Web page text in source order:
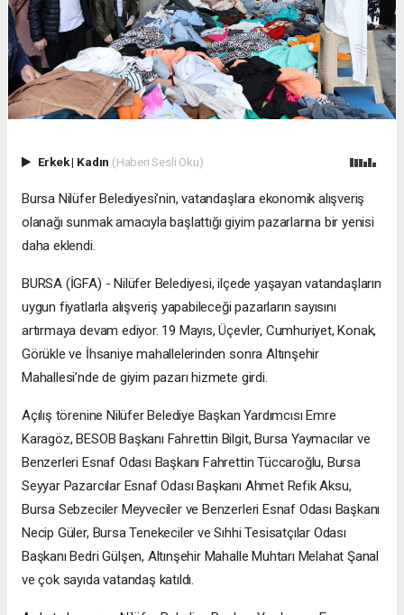
Erkek| Kadın (Haberi Sesli Oku)
Bursa Nilüfer Belediyesi’nin, vatandaşlara ekonomik alışveriş
olanağı sunmak amacıyla başlattığı giyim pazarlarına bir yenisi
daha eklendi.
BURSA (İGFA) - Nilüfer Belediyesi, ilçede yaşayan vatandaşların
uygun fiyatlarla alışveriş yapabileceği pazarların sayısını
artırmaya devam ediyor. 19 Mayıs, Üçevler, Cumhuriyet, Konak,
Görükle ve İhsaniye mahallelerinden sonra Altınşehir
Mahallesi’nde de giyim pazarı hizmete girdi.
Açılış törenine Nilüfer Belediye Başkan Yardımcısı Emre
Karagöz, BESOB Başkanı Fahrettin Bilgit, Bursa Yaymacılar ve
Benzerleri Esnaf Odası Başkanı Fahrettin Tüccaroğlu, Bursa
Seyyar Pazarcılar Esnaf Odası Başkanı Ahmet Refik Aksu,
Bursa Sebzeciler Meyveciler ve Benzerleri Esnaf Odası Başkanı
Necip Güler, Bursa Tenekeciler ve Sıhhi Tesisatçılar Odası
Başkanı Bedri Gülşen, Altınşehir Mahalle Muhtarı Melahat Şanal
ve çok sayıda vatandaş katıldı.